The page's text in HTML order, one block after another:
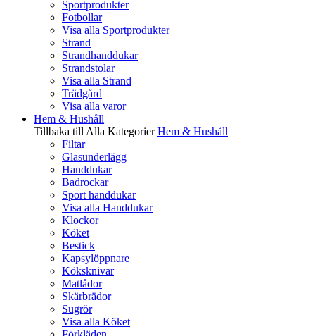
Sportprodukter
Fotbollar
Visa alla Sportprodukter
Strand
Strandhanddukar
Strandstolar
Visa alla Strand
Trädgård
Visa alla varor
Hem & Hushåll
Tillbaka till Alla Kategorier Hem & Hushåll
Filtar
Glasunderlägg
Handdukar
Badrockar
Sport handdukar
Visa alla Handdukar
Klockor
Köket
Bestick
Kapsylöppnare
Köksknivar
Matlådor
Skärbrädor
Sugrör
Visa alla Köket